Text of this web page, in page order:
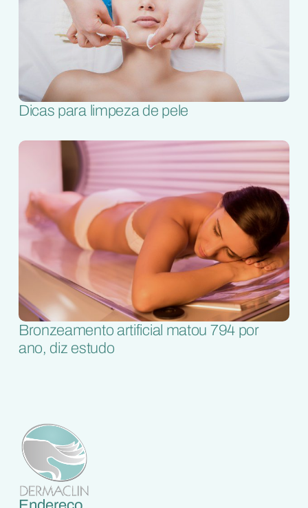
Dicas para limpeza de pele
Bronzeamento artificial matou 794 por
ano, diz estudo